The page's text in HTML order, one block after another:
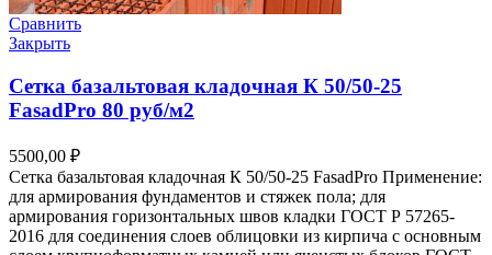
Сравнить
Закрыть
Сетка базальтовая кладочная К 50/50-25
FasadPro 80 руб/м2
5500,00 ₽
Сетка базальтовая кладочная К 50/50-25 FasadPro Применение:
для армирования фундаментов и стяжек пола; для
армирования горизонтальных швов кладки ГОСТ Р 57265-
2016 для соединения слоев облицовки из кирпича с основным